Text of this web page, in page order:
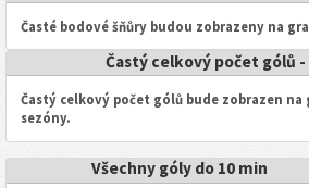
Časté bodové šňůry budou zobrazeny na
Častý celkový počet gólů
Častý celkový počet gólů bude zobrazen
sezóny.
Všechny góly do 10 min